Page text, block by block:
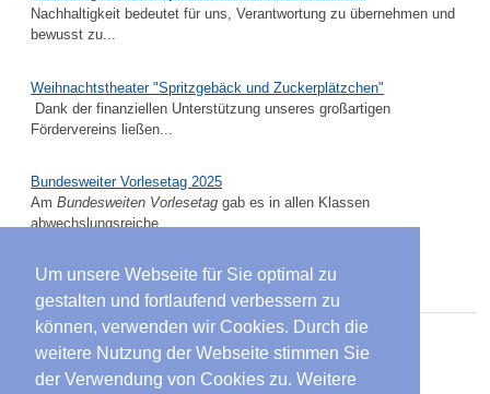
Um unsere Webseite für Sie optimal zu
gestalten und fortlaufend verbessern zu
können, verwenden wir Cookies. Durch die
weitere Nutzung der Webseite stimmen Sie
der Verwendung von Cookies zu. Weitere
Nachhaltigkeit bedeutet für uns, Verantwortung zu übernehmen und
bewusst zu...
Weihnachtstheater "Spritzgebäck und Zuckerplätzchen"
Dank der finanziellen Unterstützung unseres großartigen
Fördervereins ließen...
Bundesweiter Vorlesetag 2025
AmBundesweiten Vorlesetag gab es in allen Klassen
abwechslungsreiche...
Suche
Suchen
...